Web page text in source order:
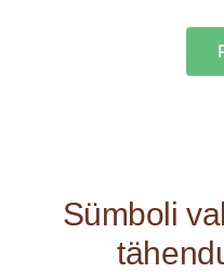
Sümboli